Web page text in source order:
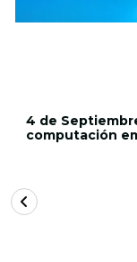
4 de
computación